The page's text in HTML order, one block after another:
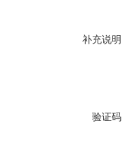
补充说明
验证码